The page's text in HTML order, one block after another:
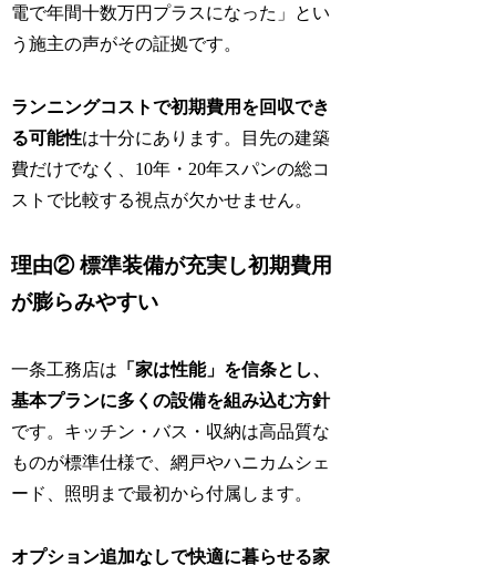
電で年間十数万円プラスになった」とい
う施主の声がその証拠です。
ランニングコストで初期費用を回収でき
る可能性は十分にあります。目先の建築
費だけでなく、10年・20年スパンの総コ
ストで比較する視点が欠かせません。
理由② 標準装備が充実し初期費用
が膨らみやすい
一条工務店は 「家は性能」を信条とし、
基本プランに多くの設備を組み込む方針
です。キッチン・バス・収納は高品質な
ものが標準仕様で、網戸やハニカムシェ
ード、照明まで最初から付属します。
オプション追加なしで快適に暮らせる家